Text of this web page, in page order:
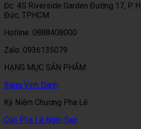
Đc: 4S Riverside Garden Đường 17, P.
Đức, TP.HCM
Hotline: 0888408000
Zalo: 0936135079
HẠNG MỤC SẢN PHẨM
Bảng Vinh Danh
Kỷ Niệm Chương Pha Lê
Cup Pha Lê Ngôi Sao